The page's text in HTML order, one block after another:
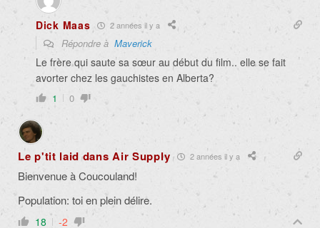
Dick Maas 2 années il y a
Répondre à Maverick
Le frère qui saute sa sœur au début du film.. elle se fait
avorter chez les gauchistes en Alberta?
1 0
Le p'tit laid dans Air Supply 2 années il y a
Bienvenue à Coucouland!
Population: toi en plein délire.
18 -2